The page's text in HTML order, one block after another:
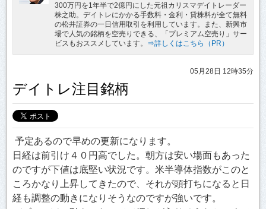
300万円を1年半で2億円にした元祖カリスマデイトレーダー
株之助。デイトレにかかる手数料・金利・貸株料が全て無料
の松井証券の一日信用取引を利用しています。また、新興市
場で人気の銘柄を空売りできる、「プレミアム空売り」サー
ビスもおススメしています。 ⇒詳しくはこちら（PR）
05月28日 12時35分
デイトレ注目銘柄
予定あるので早めの更新になります。
日経は前引け４０円高でした。朝方は安い場面もあった
のですが下値は底堅い状況です。米半導体指数がこのと
ころかなり上昇してきたので、それが頭打ちになると日
経も調整の動きになりそうなのですが強いです。